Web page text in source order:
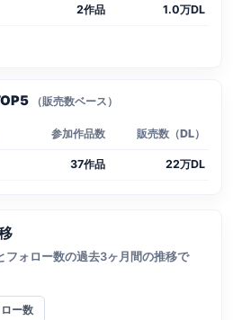
2作品 1.0万DL
（販売数ベース）
参加作品数 販売数（DL）
37作品 22万DL
フォロー数の過去3ヶ月間の推移で
ー数